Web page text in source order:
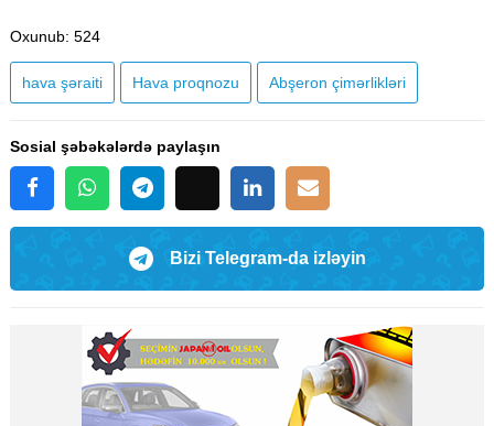
Oxunub: 524
hava şəraiti Hava proqnozu Abşeron çimərlikləri
Sosial şəbəkələrdə paylaşın
Bizi Telegram-da izləyin